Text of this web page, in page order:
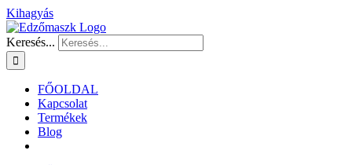
Kihagyás
Keresés...
FŐOLDAL
Kapcsolat
Termékek
Blog